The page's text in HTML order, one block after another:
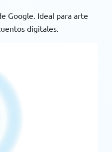
Google. Ideal para arte
digitales.